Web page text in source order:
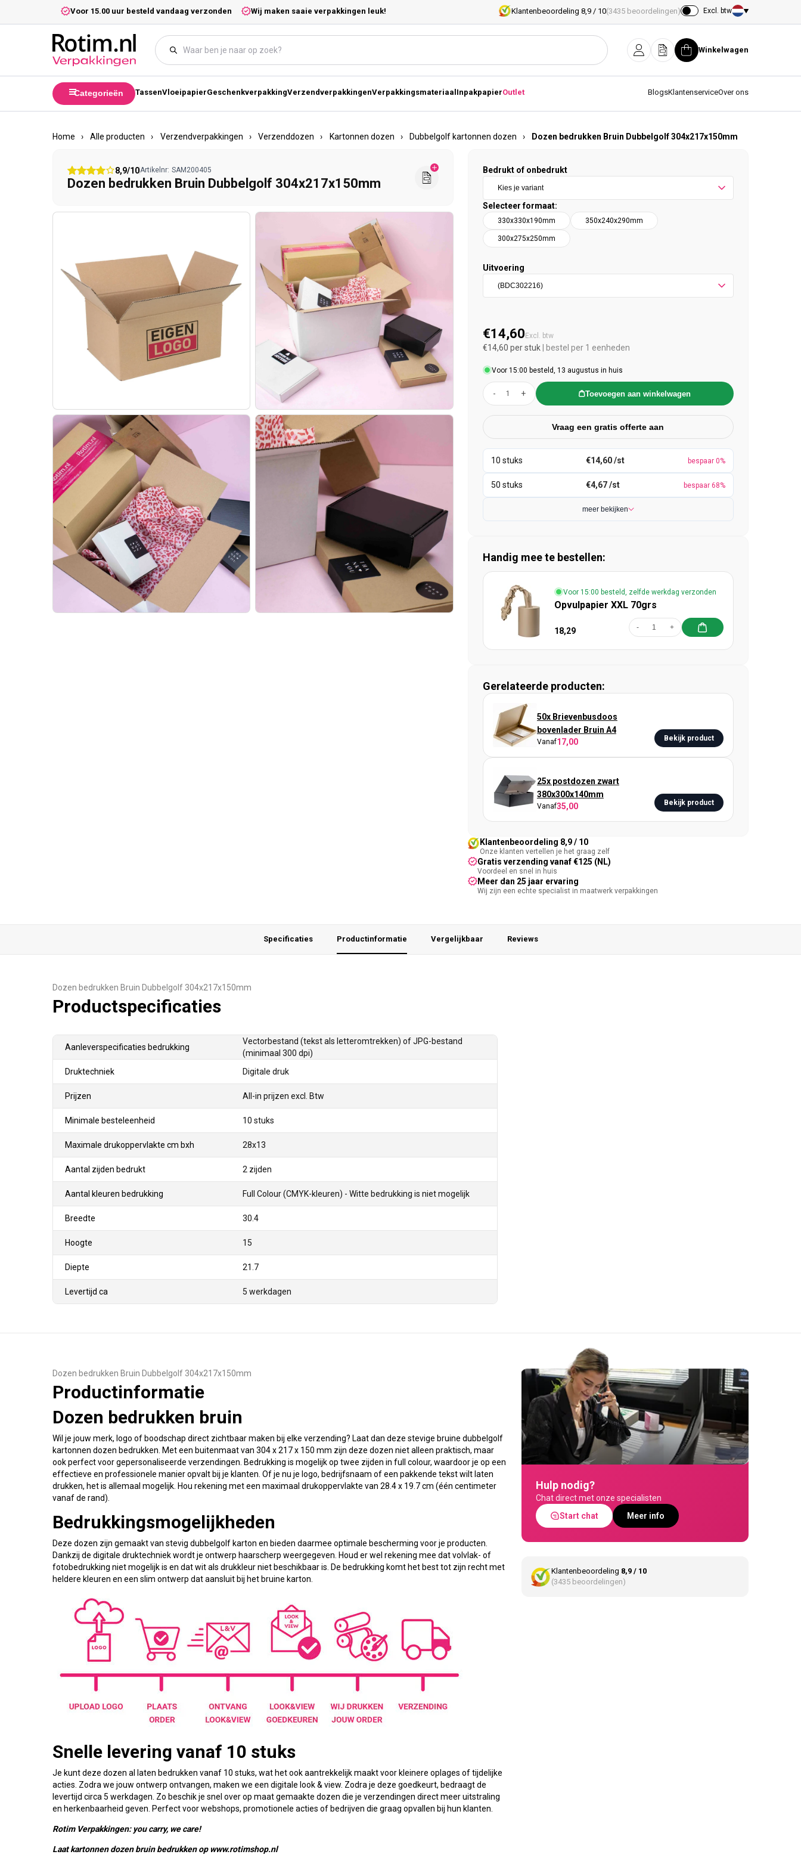
Meteen naar de contentVoor 15.00 uur besteld vandaag verzonden Wij maken saaie verpakkingen leuk! Klantenbeoordeling 8,9 / 10(3435 beoordelingen) Excl. btw
Land/regio
InloggenOfferteWinkelwagen
Winkelwagen
Categorieën TassenVloeipapierGeschenkverpakkingVerzendverpakkingenVerpakkingsmateriaal InpakpapierOutlet BlogsKlantenserviceOver ons
Home › Alle producten › Verzendverpakkingen › Verzenddozen › Kartonnen dozen › Dubbelgolf kartonnen dozen › Dozen bedrukken Bruin Dubbelgolf 304x217x150mm
8,9/10Artikelnr: SAM200405
Dozen bedrukken Bruin Dubbelgolf 304x217x150mm
Bedrukt of onbedrukt
Selecteer formaat:
330x330x190mm 350x240x290mm
300x275x250mm
Uitvoering
Normale prijs
€14,60 Excl. btw
€14,60 per stuk | bestel per 1 eenheden
Voor 15:00 besteld, 13 augustus in huis
- + Toevoegen aan winkelwagen
Vraag een gratis offerte aan
€14,60 /st bespaar 0%
€4,67 /st bespaar 68%
meer bekijken
Handig mee te bestellen:
Voor 15:00 besteld, zelfde werkdag verzonden
Opvulpapier XXL 70grs
18,29 - +
Gerelateerde producten:
50x Brievenbusdoos
bovenlader Bruin A4
Vanaf17,00 Bekijk product
25x postdozen zwart
380x300x140mm
Vanaf35,00 Bekijk product
Klantenbeoordeling 8,9 / 10
Onze klanten vertellen je het graag zelf
Gratis verzending vanaf €125 (NL)
Voordeel en snel in huis
Meer dan 25 jaar ervaring
Wij zijn een echte specialist in maatwerk verpakkingen
Specificaties Productinformatie Vergelijkbaar Reviews
Dozen bedrukken Bruin Dubbelgolf 304x217x150mm
Productspecificaties
Aanleverspecificaties bedrukking
Vectorbestand (tekst als letteromtrekken) of JPG-bestand
(minimaal 300 dpi)
Druktechniek
Digitale druk
Prijzen All-in prijzen excl. Btw
Minimale besteleenheid 10 stuks
Maximale drukoppervlakte cm bxh 28x13
Aantal zijden bedrukt 2 zijden
Aantal kleuren bedrukking Full Colour (CMYK-kleuren) - Witte bedrukking is niet mogelijk
Breedte 30.4
Hoogte 15
Diepte 21.7
Levertijd ca 5 werkdagen
Dozen bedrukken Bruin Dubbelgolf 304x217x150mm
Productinformatie
Dozen bedrukken bruin
Wil je jouw merk, logo of boodschap direct zichtbaar maken bij elke verzending? Laat dan deze stevige bruine dubbelgolf
kartonnen dozen bedrukken. Met een buitenmaat van 304 x 217 x 150 mm zijn deze dozen niet alleen praktisch, maar
ook perfect voor gepersonaliseerde verzendingen. Bedrukking is mogelijk op twee zijden in full colour, waardoor je op een
effectieve en professionele manier opvalt bij je klanten. Of je nu je logo, bedrijfsnaam of een pakkende tekst wilt laten
drukken, het is allemaal mogelijk. Hou rekening met een maximaal drukoppervlakte van 28.4 x 19.7 cm (één centimeter
vanaf de rand).
Bedrukkingsmogelijkheden
Deze dozen zijn gemaakt van stevig dubbelgolf karton en bieden daarmee optimale bescherming voor je producten.
Dankzij de digitale druktechniek wordt je ontwerp haarscherp weergegeven. Houd er wel rekening mee dat volvlak- of
fotobedrukking niet mogelijk is en dat wit als drukkleur niet beschikbaar is. De bedrukking komt het best tot zijn recht met
heldere kleuren en een slim ontwerp dat aansluit bij het bruine karton.
Snelle levering vanaf 10 stuks
Je kunt deze dozen al laten bedrukken vanaf 10 stuks, wat het ook aantrekkelijk maakt voor kleinere oplages of tijdelijke
acties. Zodra we jouw ontwerp ontvangen, maken we een digitale look & view. Zodra je deze goedkeurt, bedraagt de
levertijd circa 5 werkdagen. Zo beschik je snel over op maat gemaakte dozen die je verzendingen direct meer uitstraling
en herkenbaarheid geven. Perfect voor webshops, promotionele acties of bedrijven die graag opvallen bij hun klanten.
Rotim Verpakkingen: you carry, we care!
Laat kartonnen dozen bruin bedrukken op www.rotimshop.nl
Hulp nodig?
Chat direct met onze specialisten
Start chat
Meer info
Klantenbeoordeling 8,9 / 10
(3435 beoordelingen)